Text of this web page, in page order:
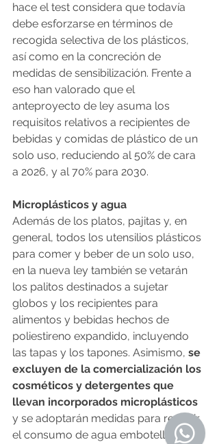
hace el test considera que todavía
debe esforzarse en términos de
recogida selectiva de los plásticos,
así como en la concreción de
medidas de sensibilización. Frente a
eso han valorado que el
anteproyecto de ley asuma los
requisitos relativos a recipientes de
bebidas y comidas de plástico de un
solo uso, reduciendo al 50% de cara
a 2026, y al 70% para 2030.
Microplásticos y agua
Además de los platos, pajitas y, en
general, todos los utensilios plásticos
para comer y beber de un solo uso,
en la nueva ley también se vetarán
los palitos destinados a sujetar
globos y los recipientes para
alimentos y bebidas hechos de
poliestireno expandido, incluyendo
las tapas y los tapones. Asimismo, se
excluyen de la comercialización los
cosméticos y detergentes que
llevan incorporados microplásticos
y se adoptarán medidas para reducir
el consumo de agua embotellada.